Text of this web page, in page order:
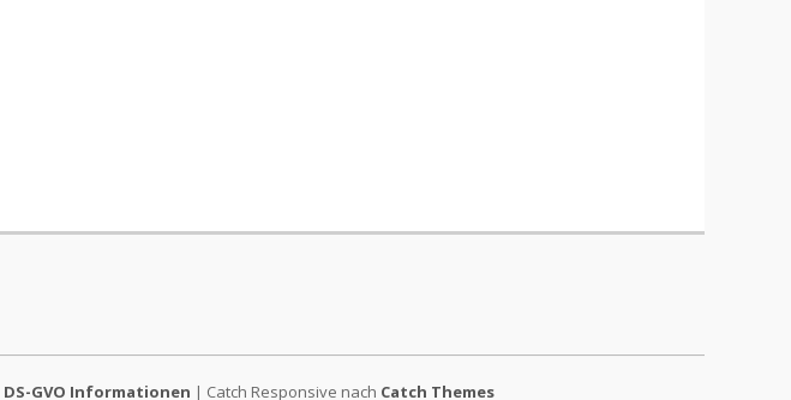
DS-GVO Informationen | Catch Responsive nach Catch Themes